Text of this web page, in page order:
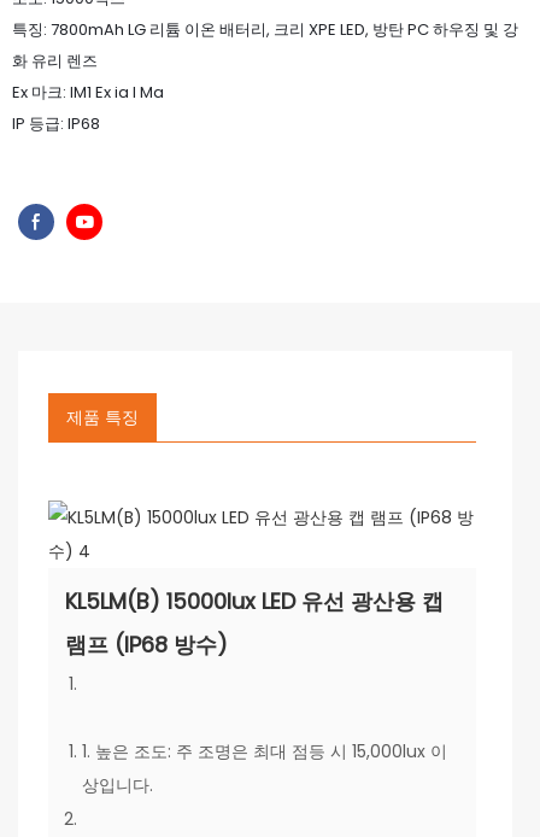
특징: 7800mAh LG 리튬 이온 배터리, 크리 XPE LED, 방탄 PC 하우징 및 강
화 유리 렌즈
Ex 마크: IM1 Ex ia I Ma
IP 등급: IP68
제품 특징
KL5LM(B) 15000lux LED 유선 광산용 캡
램프 (IP68 방수)
1. 높은 조도: 주 조명은 최대 점등 시 15,000lux 이
상입니다.